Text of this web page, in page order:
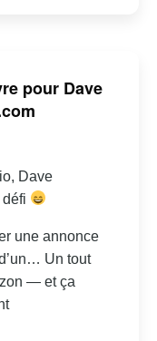
pour Dave
Dave
une annonce
Un tout
— et ça